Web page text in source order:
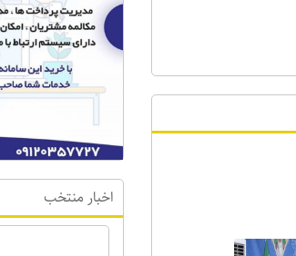
اخبار منتخب